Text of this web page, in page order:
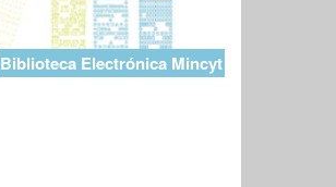
Biblioteca Electrónica Mincyt